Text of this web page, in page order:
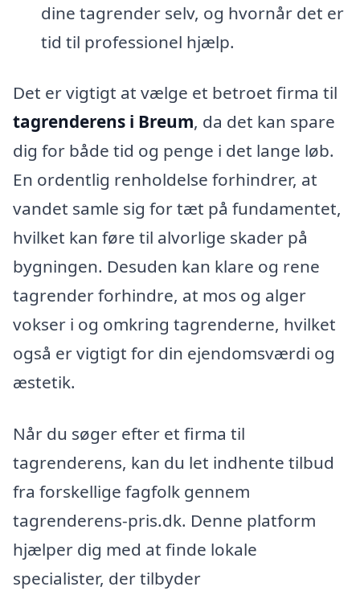
dine tagrender selv, og hvornår det er
tid til professionel hjælp.
Det er vigtigt at vælge et betroet firma til
tagrenderens i Breum, da det kan spare
dig for både tid og penge i det lange løb.
En ordentlig renholdelse forhindrer, at
vandet samle sig for tæt på fundamentet,
hvilket kan føre til alvorlige skader på
bygningen. Desuden kan klare og rene
tagrender forhindre, at mos og alger
vokser i og omkring tagrenderne, hvilket
også er vigtigt for din ejendomsværdi og
æstetik.
Når du søger efter et firma til
tagrenderens, kan du let indhente tilbud
fra forskellige fagfolk gennem
tagrenderens-pris.dk. Denne platform
hjælper dig med at finde lokale
specialister, der tilbyder